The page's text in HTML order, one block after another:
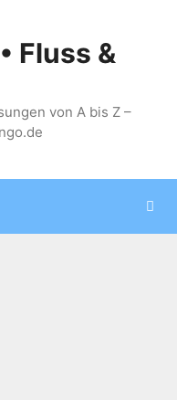
Fluss &
von A bis Z –